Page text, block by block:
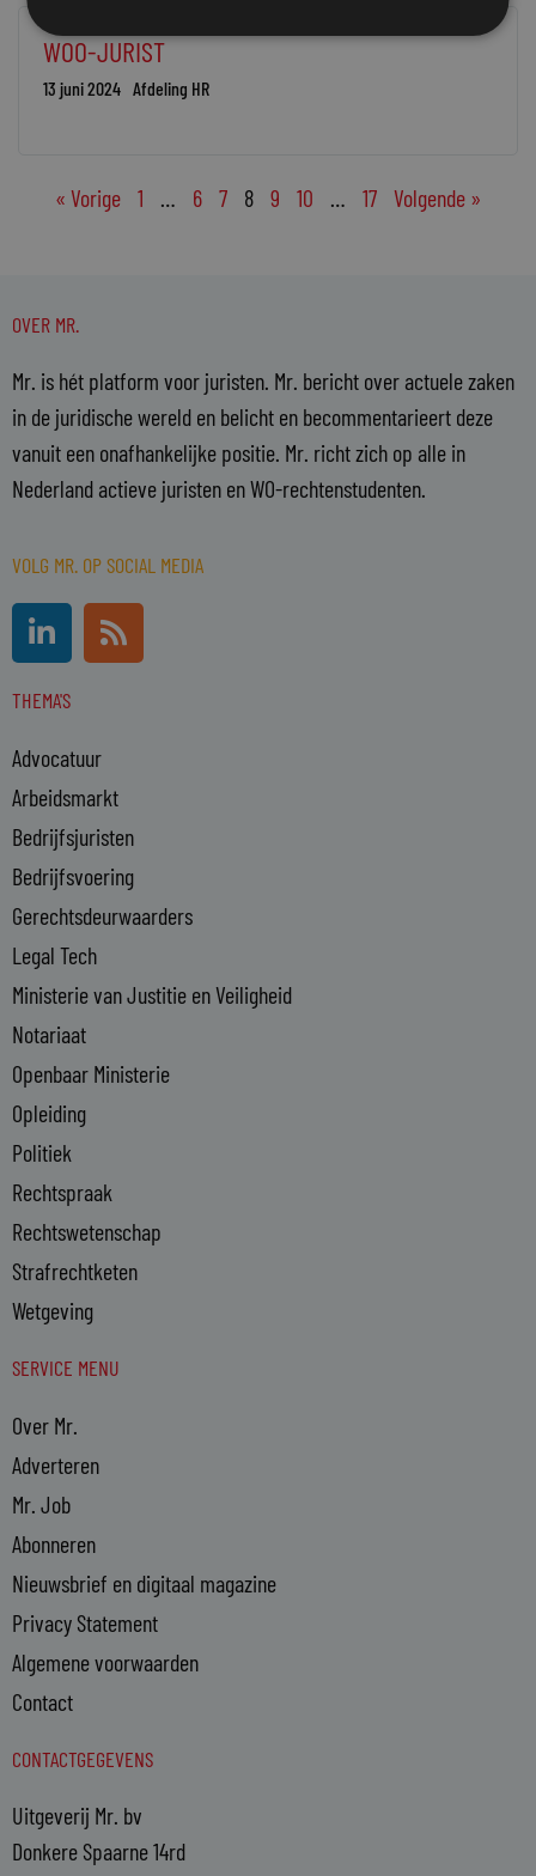
WOO-JURIST
13 juni 2024 Afdeling HR
« Vorige 1 … 6 7 8 9 10 … 17 Volgende »
OVER MR.
Mr. is hét platform voor juristen. Mr. bericht over actuele zaken
in de juridische wereld en belicht en becommentarieert deze
vanuit een onafhankelijke positie. Mr. richt zich op alle in
Nederland actieve juristen en WO-rechtenstudenten.
VOLG MR. OP SOCIAL MEDIA
L
i
n
k
d
i
n
-
i
n
R
s
s
THEMA'S
Advocatuur
Arbeidsmarkt
Bedrijfsjuristen
Bedrijfsvoering
Gerechtsdeurwaarders
Legal Tech
Ministerie van Justitie en Veiligheid
Notariaat
Openbaar Ministerie
Opleiding
Politiek
Rechtspraak
Rechtswetenschap
Strafrechtketen
Wetgeving
SERVICE MENU
Over Mr.
Adverteren
Mr. Job
Abonneren
Nieuwsbrief en digitaal magazine
Privacy Statement
Algemene voorwaarden
Contact
CONTACTGEGEVENS
Uitgeverij Mr. bv
Donkere Spaarne 14rd